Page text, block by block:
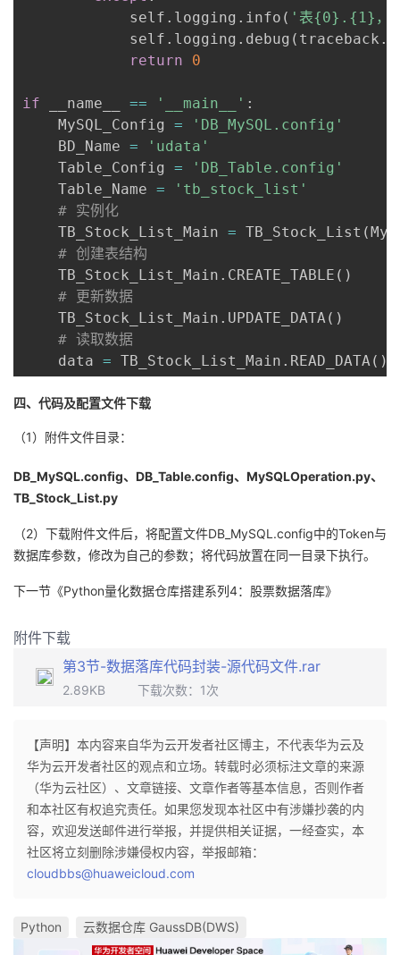
            self
. logging . info ( '表{0}.{1}，
            self
. logging . debug ( traceback .
return
0
if __name__ == '__main__' :
    MySQL_Config
=
'DB_MySQL.config'
    BD_Name
=
'udata'
    Table_Config
=
'DB_Table.config'
    Table_Name
=
'tb_stock_list'
# 实例化
    TB_Stock_List_Main
= TB_Stock_List (
# 创建表结构
    TB_Stock_List_Main
. CREATE_TABLE ( )
# 更新数据
    TB_Stock_List_Main
. UPDATE_DATA ( )
# 读取数据
    data
= TB_Stock_List_Main . READ_DATA ( )
四、代码及配置文件下载
（1）附件文件目录：
DB_MySQL.config、 DB_Table.config、 MySQLOperation.py、
TB_Stock_List.py
（2）下载附件文件后，将配置文件DB_MySQL.config中的Token与
数据库参数，修改为自己的参数；将代码放置在同一目录下执行。
下一节《Python量化数据仓库搭建系列4：股票数据落库》
附件下载
第3节-数据落库代码封装-源代码文件.rar
2.89KB 下载次数： 1次
【声明】本内容来自华为云开发者社区博主，不代表华为云及
华为云开发者社区的观点和立场。转载时必须标注文章的来源
（华为云社区）、文章链接、文章作者等基本信息，否则作者
和本社区有权追究责任。如果您发现本社区中有涉嫌抄袭的内
容，欢迎发送邮件进行举报，并提供相关证据，一经查实，本
社区将立刻删除涉嫌侵权内容，举报邮箱：
cloudbbs@huaweicloud.com
Python 云数据仓库 GaussDB(DWS)